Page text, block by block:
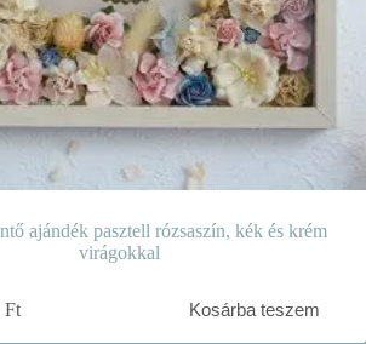
ajándék pasztell rózsaszín, kék és krém
virágokkal
Ft Kosárba teszem